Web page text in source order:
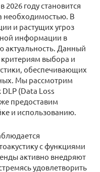
году становится
необходимостью. В
и растущих угроз
информации в
актуальность. Данный
выбора и
обеспечивающих
Мы рассмотрим
(Data Loss
предоставим
и использованию.
с функциями
активно внедряют
удовлетворить